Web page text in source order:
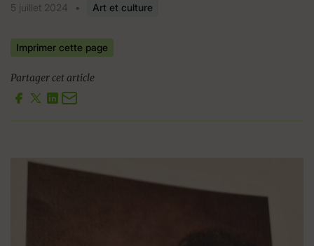
5 juillet 2024 • Art et culture
Imprimer cette page
Partager cet article